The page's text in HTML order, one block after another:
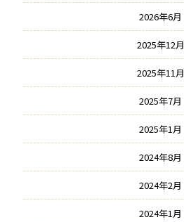
2026年6月
2025年12月
2025年11月
2025年7月
2025年1月
2024年8月
2024年2月
2024年1月